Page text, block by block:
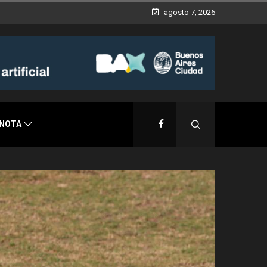
agosto 7, 2026